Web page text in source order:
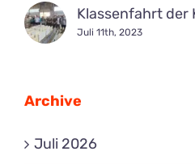
Klassenfahrt der
Juli 11th, 2023
Archive
Juli 2026